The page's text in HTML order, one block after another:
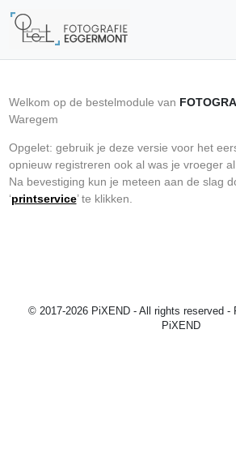
Welkom op de bestelmodule van
Waregem
Opgelet: gebruik je deze versie voor het
opnieuw registreren ook al was je vroeger al
Na bevestiging kun je meteen aan de slag
‘printservice’ te klikken.
© 2017-2026 PiXEND - All rights reserved -
PiXEND